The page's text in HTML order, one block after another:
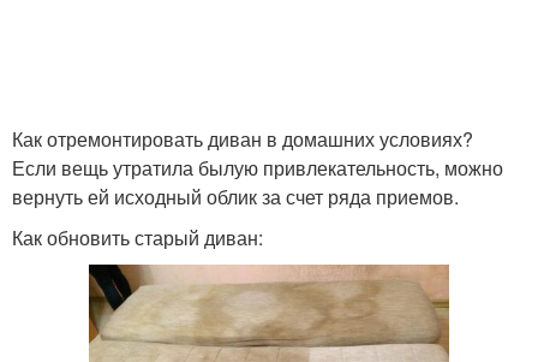
Как отремонтировать диван в домашних условиях?
Если вещь утратила былую привлекательность, можно
вернуть ей исходный облик за счет ряда приемов.
Как обновить старый диван: